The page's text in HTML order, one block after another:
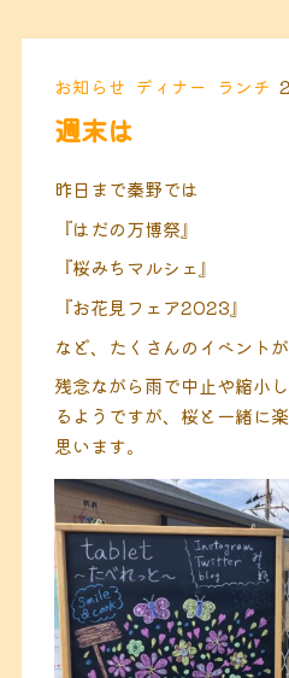
お知らせ ディナー ランチ
週末は
昨日まで秦野では
『はだの万博祭』
『桜みちマルシェ』
『お花見フェア2023』
など、たくさんのイベントが
残念ながら雨で中止や縮小
るようですが、桜と一緒に
思います。